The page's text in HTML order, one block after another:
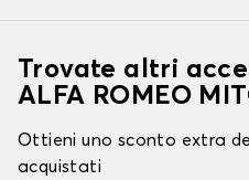
Trovate altri
ALFA ROMEO
Ottieni uno sconto extra
acquistati